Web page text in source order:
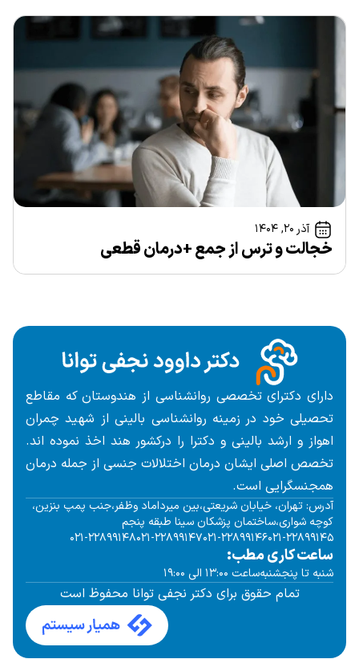
آذر ۲۰, ۱۴۰۴
خجالت و ترس از جمع +درمان قطعی
دارای دکترای تخصصی روانشناسی از هندوستان که مقاطع
تحصیلی خود در زمینه روانشناسی بالینی از شهید چمران
اهواز و ارشد بالینی و دکترا را درکشور هند اخذ نموده اند.
تخصص اصلی ایشان درمان اختلالات جنسی از جمله درمان
همجنسگرایی است.
آدرس: تهران، خیابان شریعتی،بین میرداماد وظفر،جنب پمپ بنزین،
کوچه شواری،ساختمان پزشکان سینا طبقه پنجم
۰۲۱-۲۲۸۹۹۱۴۵۰۲۱-۲۲۸۹۹۱۴۶۰۲۱-۲۲۸۹۹۱۴۷۰۲۱-۲۲۸۹۹۱۴۸
ساعت کاری مطب:
شنبه تا پنجشنبهساعت ۱۳:۰۰ الی ۱۹:۰۰
تمام حقوق برای دکتر نجفی توانا محفوظ است